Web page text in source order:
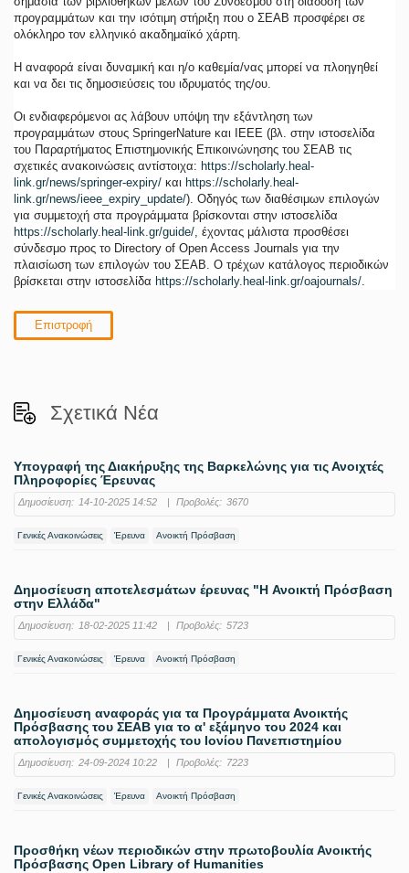
προγραμμάτων και την ισότιμη στήριξη που ο ΣΕΑΒ προσφέρει σε
ολόκληρο τον ελληνικό ακαδημαϊκό χάρτη.
Η αναφορά είναι δυναμική και η/ο καθεμία/νας μπορεί να πλοηγηθεί
και να δει τις δημοσιεύσεις του ιδρυματός της/ου.
Οι ενδιαφερόμενοι ας λάβουν υπόψη την εξάντληση των
προγραμμάτων στους SpringerNature και ΙΕΕΕ (βλ. στην ιστοσελίδα
του Παραρτήματος Επιστημονικής Επικοινώνησης του ΣΕΑΒ τις
σχετικές ανακοινώσεις αντίστοιχα: https://scholarly.heal-
link.gr/news/springer-expiry/ και https://scholarly.heal-
link.gr/news/ieee_expiry_update/). Οδηγός των διαθέσιμων επιλογών
για συμμετοχή στα προγράμματα βρίσκονται στην ιστοσελίδα
https://scholarly.heal-link.gr/guide/, έχοντας μάλιστα προσθέσει
σύνδεσμο προς το Directory of Open Access Journals για την
πλαισίωση των επιλογών του ΣΕΑΒ. Ο τρέχων κατάλογος περιοδικών
βρίσκεται στην ιστοσελίδα https://scholarly.heal-link.gr/oajournals/.
Επιστροφή
Σχετικά Νέα
Υπογραφή της Διακήρυξης της Βαρκελώνης για τις Ανοιχτές
Πληροφορίες Έρευνας
Δημοσίευση: 14-10-2025 14:52 | Προβολές: 3670
Γενικές Ανακοινώσεις Έρευνα Ανοικτή Πρόσβαση
Δημοσίευση αποτελεσμάτων έρευνας "H Ανοικτή Πρόσβαση
στην Ελλάδα"
Δημοσίευση: 18-02-2025 11:42 | Προβολές: 5723
Γενικές Ανακοινώσεις Έρευνα Ανοικτή Πρόσβαση
Δημοσίευση αναφοράς για τα Προγράμματα Ανοικτής
Πρόσβασης του ΣΕΑΒ για το α' εξάμηνο του 2024 και
απολογισμός συμμετοχής του Ιονίου Πανεπιστημίου
Δημοσίευση: 24-09-2024 10:22 | Προβολές: 7223
Γενικές Ανακοινώσεις Έρευνα Ανοικτή Πρόσβαση
Προσθήκη νέων περιοδικών στην πρωτοβουλία Ανοικτής
Πρόσβασης Open Library of Humanities